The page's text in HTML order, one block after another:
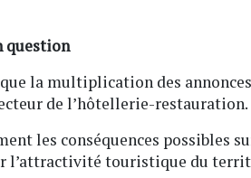
question
la multiplication des
de l’hôtellerie-restauration.
les conséquences possibles
l’attractivité touristique du